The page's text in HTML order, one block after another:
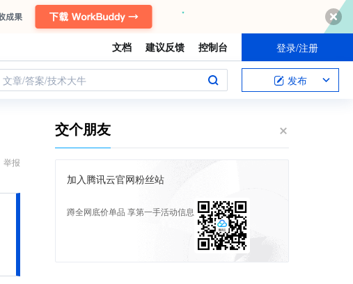
文档 建议反馈 控制台 登录/注册
文章/答案/技术大牛 发布
举报
交个朋友
加入腾讯云官网粉丝站
蹲全网底价单品 享第一手活动信息